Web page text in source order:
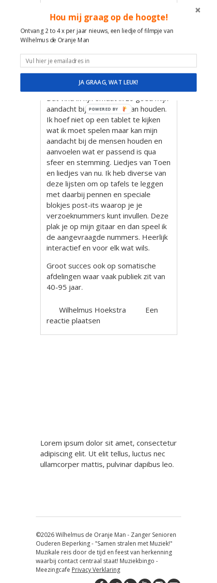
Presley. Heerlijke meezingers tot
prachtige rustige ballads. Om het
nog meer interactief te maken heb ik
samengesteld met de Top 150
liedjes uit mijn repertoire.
Ik speel deze allemaal uit mijn hoofd.
Dat vind ik fijn omdat ik zo goed mijn
aandacht bij de mensen kan houden.
Ik hoef niet op een tablet te kijken
wat ik moet spelen maar kan mijn
aandacht bij de mensen houden en
aanvoelen wat er passend is qua
sfeer en stemming. Liedjes van Toen
en liedjes van nu. Ik heb diverse van
deze lijsten om op tafels te leggen
met daarbij pennen en speciale
blokjes post-its waarop je je
verzoeknummers kunt invullen. Deze
plak je op mijn gitaar en dan speel ik
de aangevraagde nummers. Heerlijk
interactief en voor elk wat wils.
Groot succes ook op somatische
afdelingen waar vaak publiek zit van
40-95 jaar.
Wilhelmus Hoekstra
Een
reactie plaatsen
Lorem ipsum dolor sit amet, consectetur
adipiscing elit. Ut elit tellus, luctus nec
ullamcorper mattis, pulvinar dapibus leo.
©2026 Wilhelmus de Oranje Man - Zanger Senioren
Ouderen Beperking - "Samen stralen met Muziek!"
Muzikale reis door de tijd en feest van herkenning
waarbij contact centraal staat! Muziekbingo -
Meezingcafe Privacy Verklaring
Hou mij graag op de hoogte!
Ontvang 2 to 4 x per jaar nieuws, een liedje of filmpje van
Wilhelmus de Oranje Man
JA GRAAG, WAT LEUK!
POWERED BY